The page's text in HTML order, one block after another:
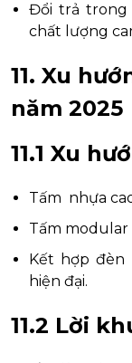
Đổi trả trong
chất lượng
11. Xu
năm 2025
11.1 Xu
Tấm nhựa
Tấm modular
Kết hợp đèn
hiện đại.
11.2 Lời